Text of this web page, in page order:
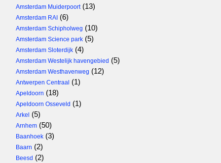
Amsterdam Muiderpoort(13)
Amsterdam RAI (6)
Amsterdam Schipholweg (10)
Amsterdam Science park (5)
Amsterdam Sloterdijk (4)
Amsterdam Westelijk havengebied (5)
Amsterdam Westhavenweg (12)
Antwerpen Centraal (1)
Apeldoorn (18)
Apeldoorn Osseveld (1)
Arkel (5)
Arnhem (50)
Baanhoek (3)
Baarn (2)
Beesd (2)